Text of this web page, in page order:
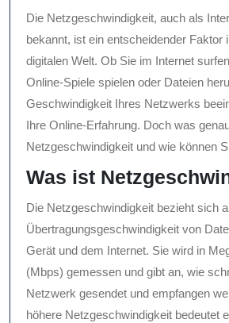
Die Netzgeschwindigkeit, auch als
bekannt, ist ein entscheidender Faktor
digitalen Welt. Ob Sie im Internet
Online-Spiele spielen oder Dateien
Geschwindigkeit Ihres Netzwerks
Ihre Online-Erfahrung. Doch was
Netzgeschwindigkeit und wie können
Was ist
Die Netzgeschwindigkeit bezieht sich
Übertragungsgeschwindigkeit von
Gerät und dem Internet. Sie wird in
(Mbps) gemessen und gibt an, wie
Netzwerk gesendet und empfangen
höhere Netzgeschwindigkeit bedeutet